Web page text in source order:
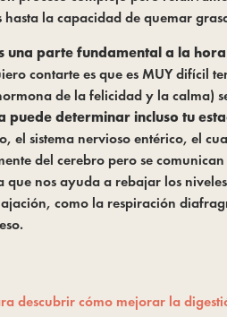
hasta la capacidad de quemar
una parte fundamental a la
contarte es que es MUY difícil
de la felicidad y la calma)
puede determinar incluso tu
el sistema nervioso entérico, el
del cerebro pero se
nos ayuda a rebajar los
como la respiración
descubrir cómo mejorar la